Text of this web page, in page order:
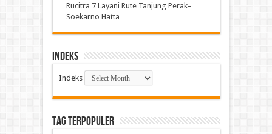
Rucitra 7 Layani Rute Tanjung Perak–
Soekarno Hatta
Indeks
Indeks
TAG TERPOPULER